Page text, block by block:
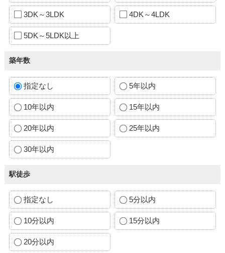
3DK～3LDK 4DK～4LDK
5DK～5LDK以上
築年数
指定なし 5年以内
10年以内 15年以内
20年以内 25年以内
30年以内
駅徒歩
指定なし 5分以内
10分以内 15分以内
20分以内